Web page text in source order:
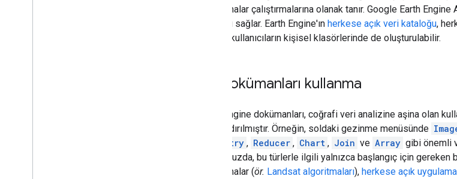
algoritmalar çalıştırmalarına olanak tanır. Google Earth
kitaplığı sağlar. Earth Engine'ın herkese açık veri kataloğu,
öğeler, kullanıcıların kişisel klasörlerinde de oluşturulabilir.
Bu dokümanları kullanma
Earth Engine dokümanları, coğrafi veri analizine aşina olan
yapılandırılmıştır. Örneğin, soldaki gezinme menüsünde
Geometry , Reducer , Chart , Join ve Array gibi önemli
Bu kılavuzda, bu türlerle ilgili yalnızca başlangıç için
algoritmalar (ör. Landsat algoritmaları), herkese açık